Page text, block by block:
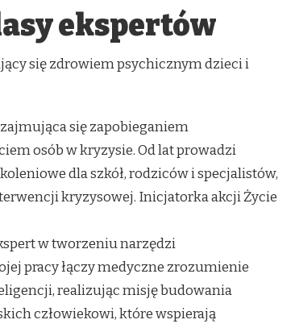
ekspertów
się zdrowiem psychicznym dzieci i
się zapobieganiem
osób w kryzysie. Od lat prowadzi
dla szkół, rodziców i specjalistów,
kryzysowej. Inicjatorka akcji Życie
w tworzeniu narzędzi
pracy łączy medyczne zrozumienie
realizując misję budowania
człowiekowi, które wspierają